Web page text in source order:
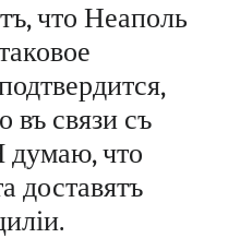
что Неаполь
въ связи съ
думаю, что
доставятъ